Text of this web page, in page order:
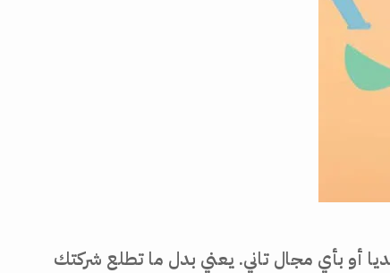
أو بأي مجال تاني. يعني بدل ما تطلع شركتك